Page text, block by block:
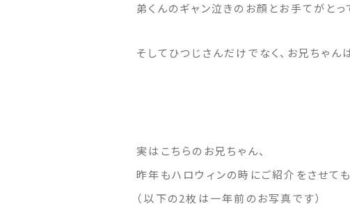
弟くんのギャン泣きのお顔とお手てがと
そしてひつじさんだけでなく、お兄ちゃ
実はこちらのお兄ちゃん、
昨年もハロウィンの時にご紹介をさせて
（以下の2枚は一年前のお写真です）